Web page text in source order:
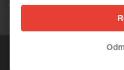
Velkoobchod